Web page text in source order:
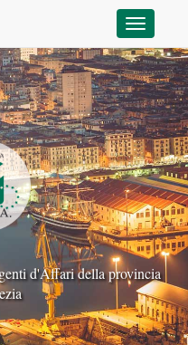
Toggle
d'Affari della provincia